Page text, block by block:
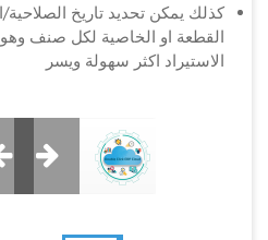
كذلك يمكن تحديد تاريخ الصلاحية/
القطعة او الخاصية لكل صنف
الاستيراد اكثر سهولة ويسر